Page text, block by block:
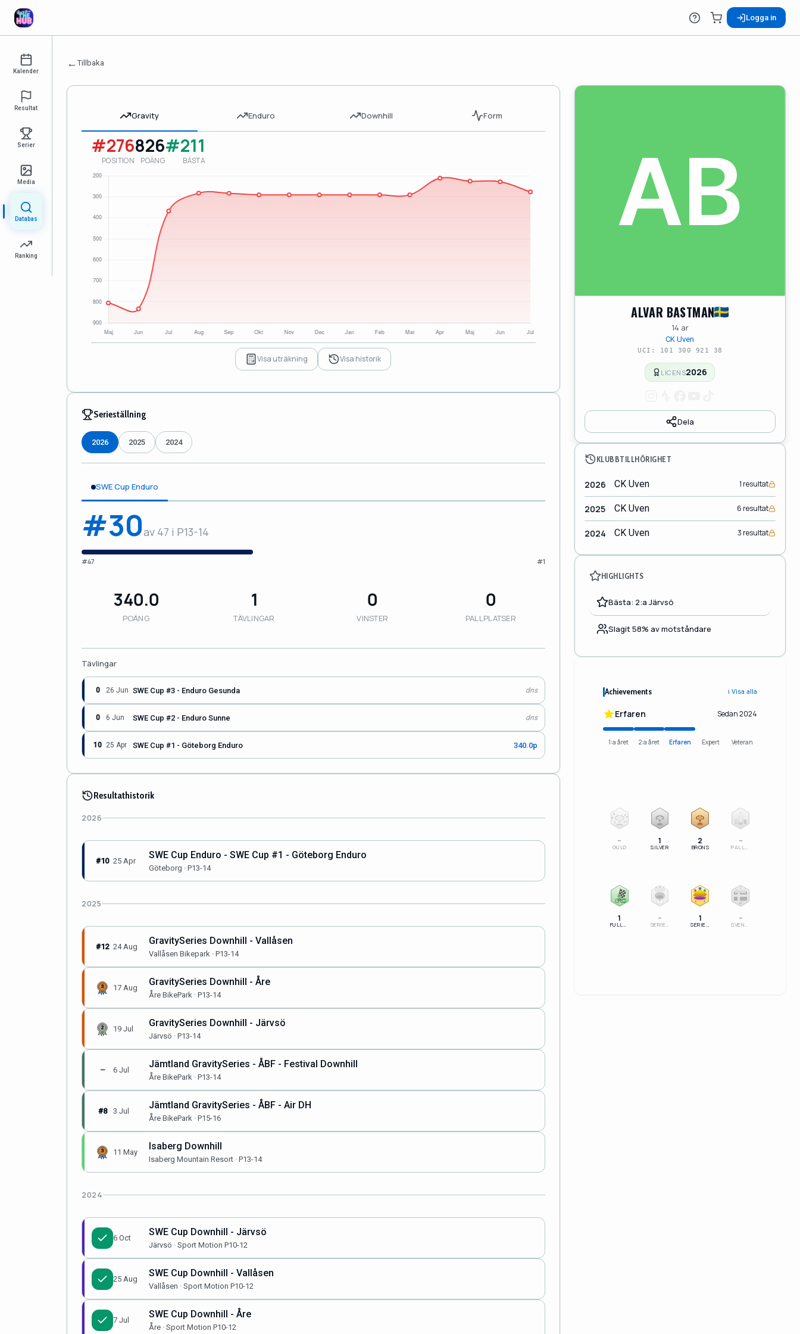
Logga in
Kalender
Resultat
Serier
Media
Databas
Ranking
←Tillbaka
Gravity Enduro Downhill Form
#276
POSITION
826
POÄNG
#211
BÄSTA
Visa uträkning Visa historik
Serieställning
2026 2025 2024
SWE Cup Enduro
#30av 47 i P13-14
#47 #1
340.0
POÄNG
1
TÄVLINGAR
0
VINSTER
0
PALLPLATSER
Tävlingar
0 26 Jun SWE Cup #3 - Enduro Gesunda dns
0 6 Jun SWE Cup #2 - Enduro Sunne dns
10 25 Apr SWE Cup #1 - Göteborg Enduro 340.0p
Resultathistorik
2026
#10 25 Apr
SWE Cup Enduro - SWE Cup #1 - Göteborg Enduro
Göteborg · P13-14
2025
#12 24 Aug
GravitySeries Downhill - Vallåsen
Vallåsen Bikepark · P13-14
17 Aug
GravitySeries Downhill - Åre
Åre BikePark · P13-14
19 Jul
GravitySeries Downhill - Järvsö
Järvsö · P13-14
– 6 Jul
Jämtland GravitySeries - ÅBF - Festival Downhill
Åre BikePark · P13-14
#8 3 Jul
Jämtland GravitySeries - ÅBF - Air DH
Åre BikePark · P15-16
11 May
Isaberg Downhill
Isaberg Mountain Resort · P13-14
2024
6 Oct
SWE Cup Downhill - Järvsö
Järvsö · Sport Motion P10-12
25 Aug
SWE Cup Downhill - Vallåsen
Vallåsen · Sport Motion P10-12
7 Jul
SWE Cup Downhill - Åre
Åre · Sport Motion P10-12
ALVAR BASTMAN
14 ar
CK Uven
UCI: 101 300 921 38
LICENS2026
Dela
KLUBBTILLHÖRIGHET
2026 CK Uven 1 resultat
2025 CK Uven 6 resultat
2024 CK Uven 3 resultat
HIGHLIGHTS
Bästa: 2:a Järvsö
Slagit 58% av motståndare
Achievements ℹ️ Visa alla
Erfaren Sedan 2024
1:a året 2:a året Erfaren Expert Veteran
–
GULD
2
1
SILVER
3
2
BRONS
–
PALLSERIE
100%
1
FULLFÖLJT
1
–
SERIELEDARE
1
SERIESEGRARE
SM
–
SVENSK MÄSTARE